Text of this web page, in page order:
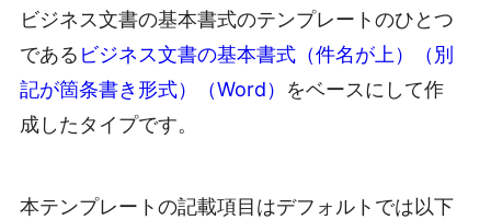
ビジネス文書の基本書式のテンプレートのひとつ
である ビジネス文書の基本書式（件名が上）（別
記が箇条書き形式）（Word） をベースにして作
成したタイプです。
本テンプレートの記載項目はデフォルトでは以下